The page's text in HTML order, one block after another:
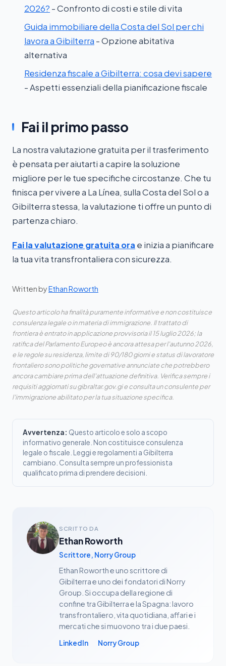
2026? - Confronto di costi e stile di vita
Guida immobiliare della Costa del Sol per chi
lavora a Gibilterra - Opzione abitativa
alternativa
Residenza fiscale a Gibilterra: cosa devi sapere
- Aspetti essenziali della pianificazione fiscale
Fai il primo passo
La nostra valutazione gratuita per il trasferimento
è pensata per aiutarti a capire la soluzione
migliore per le tue specifiche circostanze. Che tu
finisca per vivere a La Línea, sulla Costa del Sol o a
Gibilterra stessa, la valutazione ti offre un punto di
partenza chiaro.
Fai la valutazione gratuita ora e inizia a pianificare
la tua vita transfrontaliera con sicurezza.
Written byEthan Roworth
Questo articolo ha finalità puramente informative e non costituisce
consulenza legale o in materia di immigrazione. Il trattato di
frontiera è entrato in applicazione provvisoria il 15 luglio 2026; la
ratifica del Parlamento Europeo è ancora attesa per l'autunno 2026,
e le regole su residenza, limite di 90/180 giorni e status di lavoratore
frontaliero sono politiche governative annunciate che potrebbero
ancora cambiare prima dell'attuazione definitiva. Verifica sempre i
requisiti aggiornati su gibraltar.gov.gi e consulta un consulente per
l'immigrazione abilitato per la tua situazione specifica.
Avvertenza: Questo articolo e solo a scopo
informativo generale. Non costituisce consulenza
legale o fiscale. Leggi e regolamenti a Gibilterra
cambiano. Consulta sempre un professionista
qualificato prima di prendere decisioni.
SCRITTO DA
Ethan Roworth
Scrittore, Norry Group
Ethan Roworth e uno scrittore di
Gibilterra e uno dei fondatori di Norry
Group. Si occupa della regione di
confine tra Gibilterra e la Spagna: lavoro
transfrontaliero, vita quotidiana, affari e i
mercati che si muovono tra i due paesi.
LinkedIn Norry Group